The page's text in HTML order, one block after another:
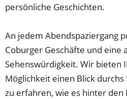
persönliche Geschichten.
An jedem Abendspaziergang
Coburger Geschäfte und eine
Sehenswürdigkeit. Wir bieten
Möglichkeit einen Blick durchs
zu erfahren, wie es hinter den